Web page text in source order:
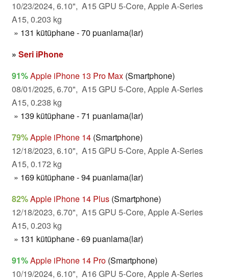
10/23/2024, 6.10", A15 GPU 5-Core, Apple A-Series
A15, 0.203 kg
» 131 kütüphane - 70 puanlama(lar)
» Seri iPhone
91%Apple iPhone 13 Pro Max (Smartphone)
08/01/2025, 6.70", A15 GPU 5-Core, Apple A-Series
A15, 0.238 kg
» 139 kütüphane - 71 puanlama(lar)
79%Apple iPhone 14 (Smartphone)
12/18/2023, 6.10", A15 GPU 5-Core, Apple A-Series
A15, 0.172 kg
» 169 kütüphane - 94 puanlama(lar)
82%Apple iPhone 14 Plus (Smartphone)
12/18/2023, 6.70", A15 GPU 5-Core, Apple A-Series
A15, 0.203 kg
» 131 kütüphane - 69 puanlama(lar)
91%Apple iPhone 14 Pro (Smartphone)
10/19/2024, 6.10", A16 GPU 5-Core, Apple A-Series